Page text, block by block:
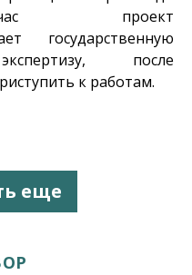
проект
государственную
после
к работам.
еще